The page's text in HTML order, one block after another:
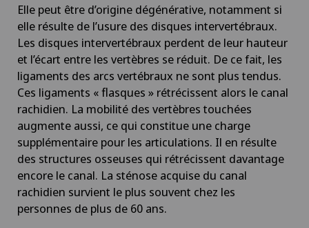
Elle peut être d’origine dégénérative, notamment si
elle résulte de l’usure des disques intervertébraux.
Les disques intervertébraux perdent de leur hauteur
et l’écart entre les vertèbres se réduit. De ce fait, les
ligaments des arcs vertébraux ne sont plus tendus.
Ces ligaments « flasques » rétrécissent alors le canal
rachidien. La mobilité des vertèbres touchées
augmente aussi, ce qui constitue une charge
supplémentaire pour les articulations. Il en résulte
des structures osseuses qui rétrécissent davantage
encore le canal. La sténose acquise du canal
rachidien survient le plus souvent chez les
personnes de plus de 60 ans.